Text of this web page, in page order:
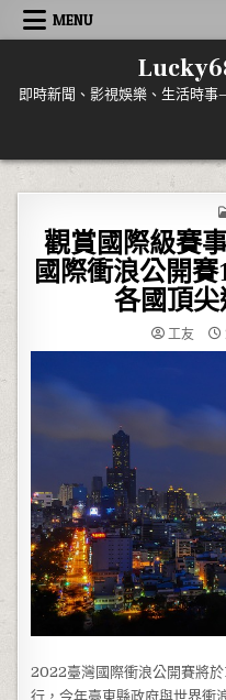
Skip to content
MENU
即時新聞、影視娛樂、生活時
觀賞國際級賽
國際衝浪公開
各國頂
工友
2022臺灣國際衝浪公開賽將
行，今年臺東縣政府與世界